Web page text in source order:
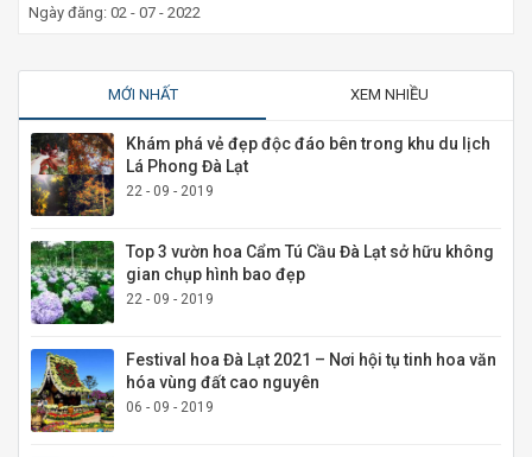
Ngày đăng: 02 - 07 - 2022
MỚI NHẤT XEM NHIỀU
Khám phá vẻ đẹp độc đáo bên trong khu du lịch
Lá Phong Đà Lạt
22 - 09 - 2019
Top 3 vườn hoa Cẩm Tú Cầu Đà Lạt sở hữu không
gian chụp hình bao đẹp
22 - 09 - 2019
Festival hoa Đà Lạt 2021 – Nơi hội tụ tinh hoa văn
hóa vùng đất cao nguyên
06 - 09 - 2019